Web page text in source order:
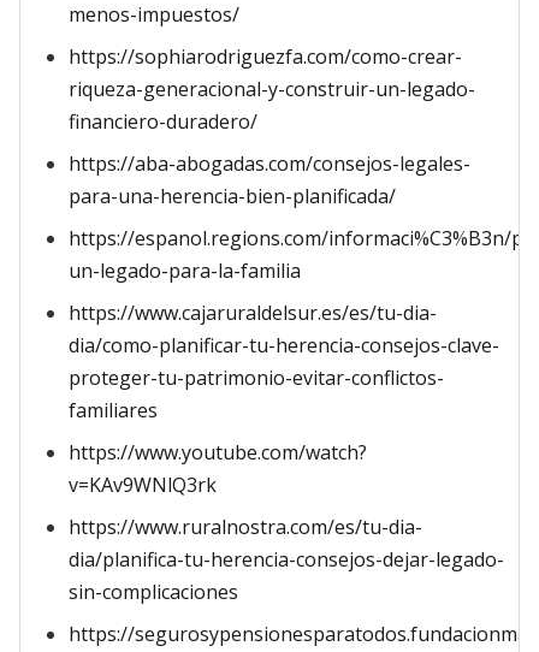
menos-impuestos/
https://sophiarodriguezfa.com/como-crear-
riqueza-generacional-y-construir-un-legado-
financiero-duradero/
https://aba-abogadas.com/consejos-legales-
para-una-herencia-bien-planificada/
https://espanol.regions.com/informaci%C3%B3n/
un-legado-para-la-familia
https://www.cajaruraldelsur.es/es/tu-dia-
dia/como-planificar-tu-herencia-consejos-clave-
proteger-tu-patrimonio-evitar-conflictos-
familiares
https://www.youtube.com/watch?
v=KAv9WNlQ3rk
https://www.ruralnostra.com/es/tu-dia-
dia/planifica-tu-herencia-consejos-dejar-legado-
sin-complicaciones
https://